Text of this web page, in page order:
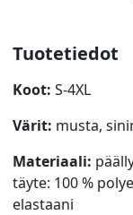
Tuotetiedot
Koot: S-4XL
Värit: musta,
Materiaali:
täyte: 100 %
elastaani